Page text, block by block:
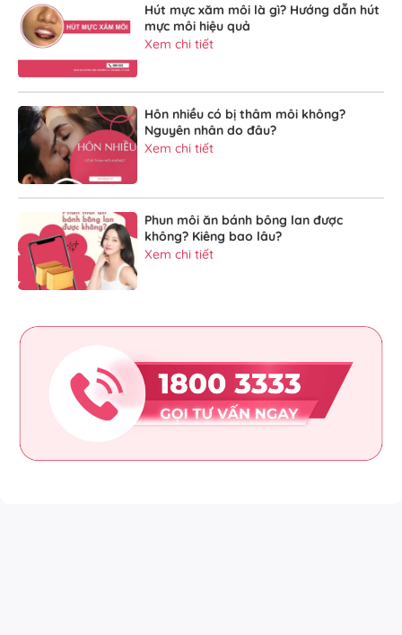
Hút mực xăm môi là gì? Hướng dẫn hút
mực môi hiệu quả
Xem chi tiết
Hôn nhiều có bị thâm môi không?
Nguyên nhân do đâu?
Xem chi tiết
Phun môi ăn bánh bông lan được
không? Kiêng bao lâu?
Xem chi tiết